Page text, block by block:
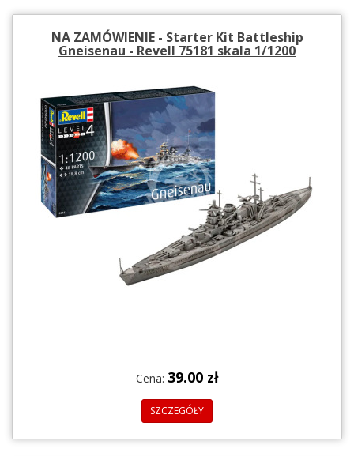
NA ZAMÓWIENIE - Starter Kit Battleship
Gneisenau - Revell 75181 skala 1/1200
Cena: 39.00 zł
SZCZEGÓŁY